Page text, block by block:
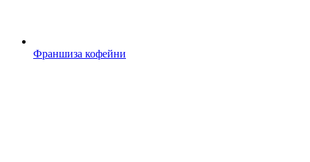
Франшиза кофейни